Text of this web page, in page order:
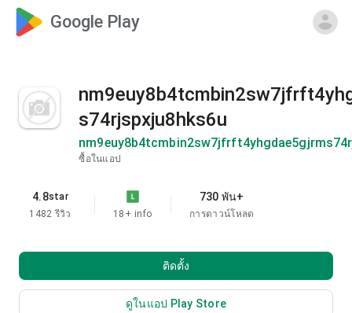
Google Play
s74rjspxju8hks6u
ซื้อในแอป
4.8star
1482 รีวิว
18+ info
730 พัน+
การดาวน์โหลด
ติดตั้ง
ดูในแอป Play Store